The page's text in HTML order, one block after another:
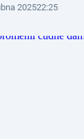
202522:25